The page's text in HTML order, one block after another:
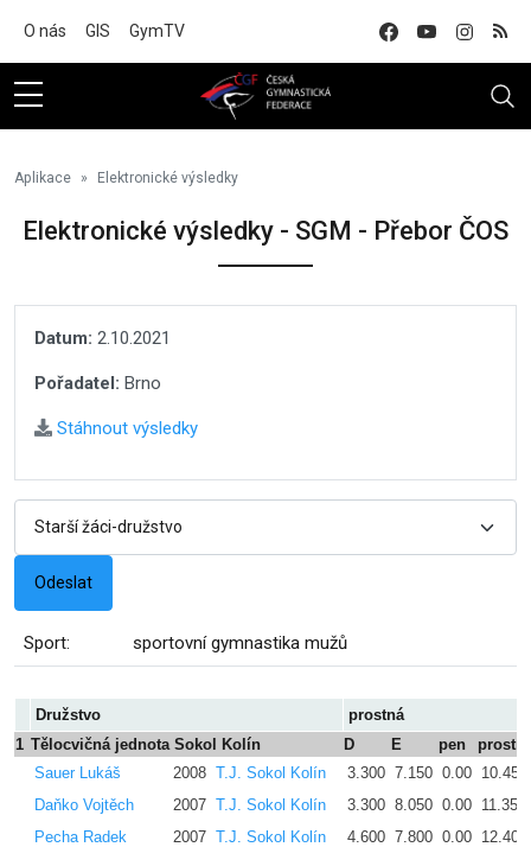
O nás GIS GymTV
Aplikace Elektronické výsledky
Elektronické výsledky - SGM - Přebor ČOS
Datum: 2.10.2021
Pořadatel: Brno
Stáhnout výsledky
Sport: sportovní gymnastika mužů
Družstvo
prostná
1 Tělocvičná jednota Sokol Kolín D E pen
Sauer Lukáš
2008 T.J. Sokol Kolín 3.300 7.150 0.00 10.450
Daňko Vojtěch
2007 T.J. Sokol Kolín 3.300 8.050 0.00 11.350
Pecha Radek
2007 T.J. Sokol Kolín 4.600 7.800 0.00 12.400